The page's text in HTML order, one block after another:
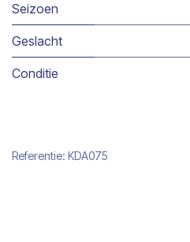
Seizoen
Geslacht
Conditie
Referentie: KDA075